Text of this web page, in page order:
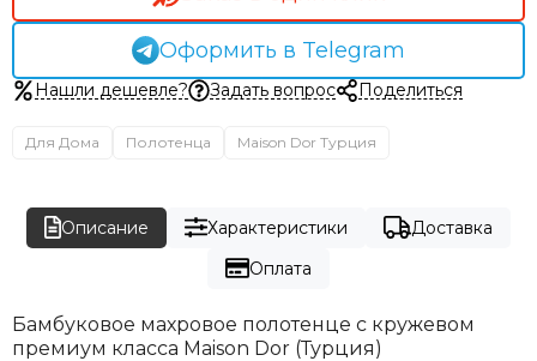
Оформить в Telegram
Нашли дешевле? Задать вопрос Поделиться
Для Дома Полотенца Maison Dor Турция
Описание Характеристики
Доставка
Оплата
Бамбуковое махровое полотенце с кружевом
премиум класса Maison Dor (Турция)